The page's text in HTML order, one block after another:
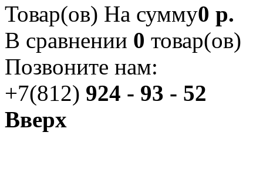
Товар(ов) На сумму0 р.
В сравнении 0 товар(ов)
Позвоните нам:
+7(812) 924 - 93 - 52
Вверх